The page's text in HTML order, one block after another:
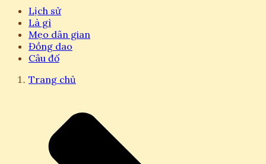
Lịch sử
Là gì
Mẹo dân gian
Đồng dao
Câu đố
Trang chủ